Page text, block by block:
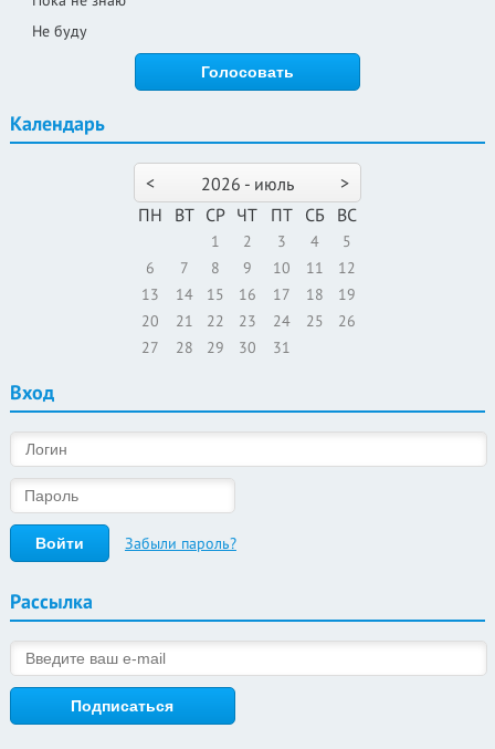
Не буду
Календарь
< >
2026 - июль
ПН
ВТ СР ЧТ ПТ СБ ВС
1 2 3 4
5
6
7 8 9 10 11
12
13
14 15 16 17 18
19
20
21 22 23 24 25
26
27
28 29 30 31
Вход
Забыли пароль?
Рассылка